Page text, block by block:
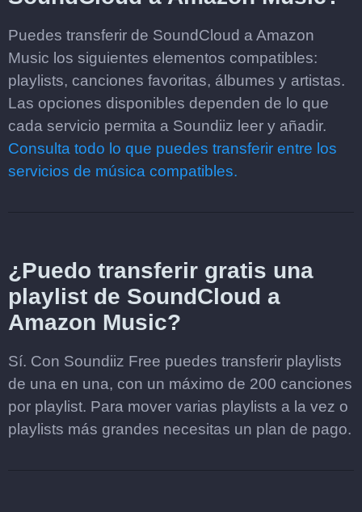
Puedes transferir de SoundCloud a Amazon
Music los siguientes elementos compatibles:
playlists, canciones favoritas, álbumes y artistas.
Las opciones disponibles dependen de lo que
cada servicio permita a Soundiiz leer y añadir.
Consulta todo lo que puedes transferir entre los
servicios de música compatibles.
¿Puedo transferir gratis una
playlist de SoundCloud a
Amazon Music?
Sí. Con Soundiiz Free puedes transferir playlists
de una en una, con un máximo de 200 canciones
por playlist. Para mover varias playlists a la vez o
playlists más grandes necesitas un plan de pago.